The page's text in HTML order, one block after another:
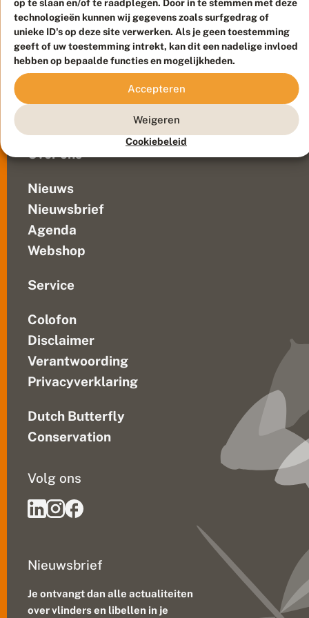
op te slaan en/of te raadplegen. Door in te stemmen met deze
technologieën kunnen wij gegevens zoals surfgedrag of
unieke ID's op deze site verwerken. Als je geen toestemming
geeft of uw toestemming intrekt, kan dit een nadelige invloed
hebben op bepaalde functies en mogelijkheden.
Accepteren
Weigeren
Cookiebeleid
Contact
Veelgestelde vragen
Over ons
Nieuws
Nieuwsbrief
Agenda
Webshop
Service
Colofon
Disclaimer
Verantwoording
Privacyverklaring
Dutch Butterfly
Conservation
Nieuwsbrief
Je ontvangt dan alle actualiteiten
over vlinders en libellen in je
Volg ons
Duurzaam ontwikkeld doorGo2People, ontworpen door
Blue Field Agency
Privacy
Disclaimer